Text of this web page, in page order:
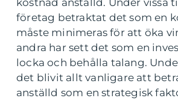
kostnad anställd. Under vissa
företag betraktat det som en
måste minimeras för att öka
andra har sett det som en
locka och behålla talang.
det blivit allt vanligare att
anställd som en strategisk